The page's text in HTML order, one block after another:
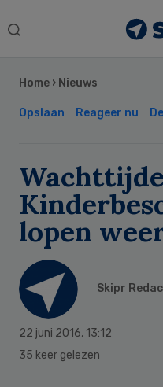
Search
Home › Nieuws
Opslaan Reageer nu
lopen
Skipr
22 juni 2016, 13:12
35 keer gelezen
Sidebar